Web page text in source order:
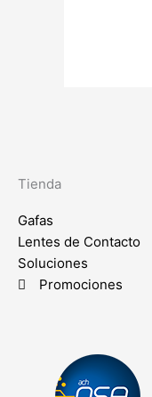
Tienda
Gafas
Lentes de Contacto
Soluciones
Promociones